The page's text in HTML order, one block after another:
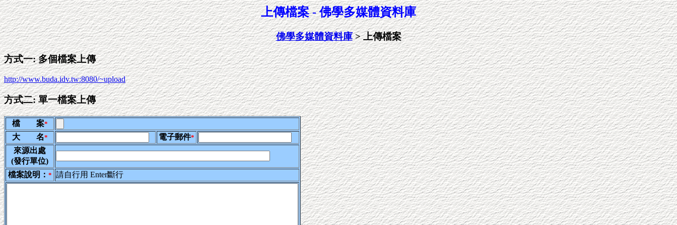
上傳檔案 - 佛學多媒體資料庫
佛學多媒體資料庫> 上傳檔案
方式一: 多個檔案上傳
http://www.buda.idv.tw:8080/~upload
方式二: 單一檔案上傳
檔 案*
大 名* 電子郵件*
來源出處
(發行單位)
檔案說明： * 請自行用 Enter斷行